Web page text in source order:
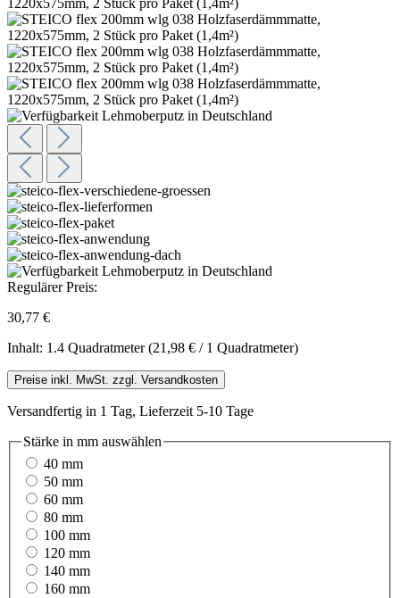
Regulärer Preis:
30,77 €
Inhalt: 1.4 Quadratmeter(21,98 € / 1 Quadratmeter)
Preise inkl. MwSt. zzgl. Versandkosten
Versandfertig in 1 Tag, Lieferzeit 5-10 Tage
Stärke in mm auswählen
40 mm
50 mm
60 mm
80 mm
100 mm
120 mm
140 mm
160 mm